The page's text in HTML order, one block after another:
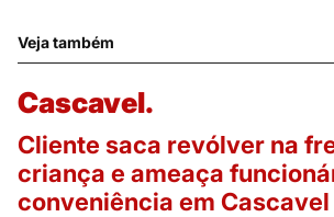
Veja também
Cascavel.
Cliente saca revólver na
criança e ameaça
conveniência em Cascavel